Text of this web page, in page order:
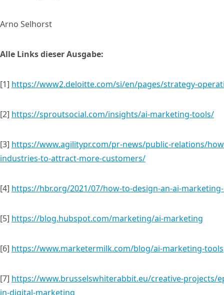
Arno Selhorst
Alle Links dieser Ausgabe:
[1] https://www2.deloitte.com/si/en/pages/strategy-
[2] https://sproutsocial.com/insights/ai-marketing-tools/
[3] https://www.agilitypr.com/pr-news/public-relations/
industries-to-attract-more-customers/
[4] https://hbr.org/2021/07/how-to-design-an-ai-
[5] https://blog.hubspot.com/marketing/ai-marketing
[6] https://www.marketermilk.com/blog/ai-marketing-tools
[7] https://www.brusselswhiterabbit.eu/creative-projects/
in-digital-marketing